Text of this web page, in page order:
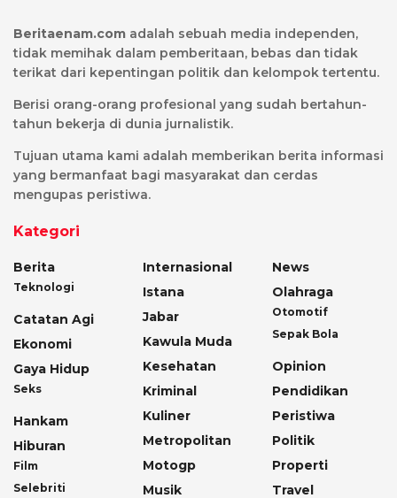
Beritaenam.com adalah sebuah media independen,
tidak memihak dalam pemberitaan, bebas dan tidak
terikat dari kepentingan politik dan kelompok tertentu.
Berisi orang-orang profesional yang sudah bertahun-
tahun bekerja di dunia jurnalistik.
Tujuan utama kami adalah memberikan berita informasi
yang bermanfaat bagi masyarakat dan cerdas
mengupas peristiwa.
Kategori
Berita
Teknologi
Catatan Agi
Ekonomi
Gaya Hidup
Seks
Hankam
Hiburan
Film
Selebriti
Internasional
Istana
Jabar
Kawula Muda
Kesehatan
Kriminal
Kuliner
Metropolitan
Motogp
Musik
News
Olahraga
Otomotif
Sepak Bola
Opinion
Pendidikan
Peristiwa
Politik
Properti
Travel